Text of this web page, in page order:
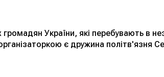
громадян України, які перебувають в
є дружина політв'язня